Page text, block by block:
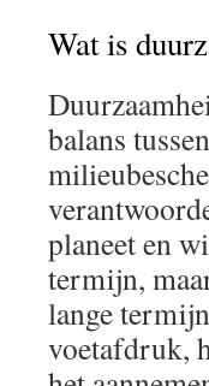
Wat is
balans
planeet en
termijn,
lange
voetafdruk,